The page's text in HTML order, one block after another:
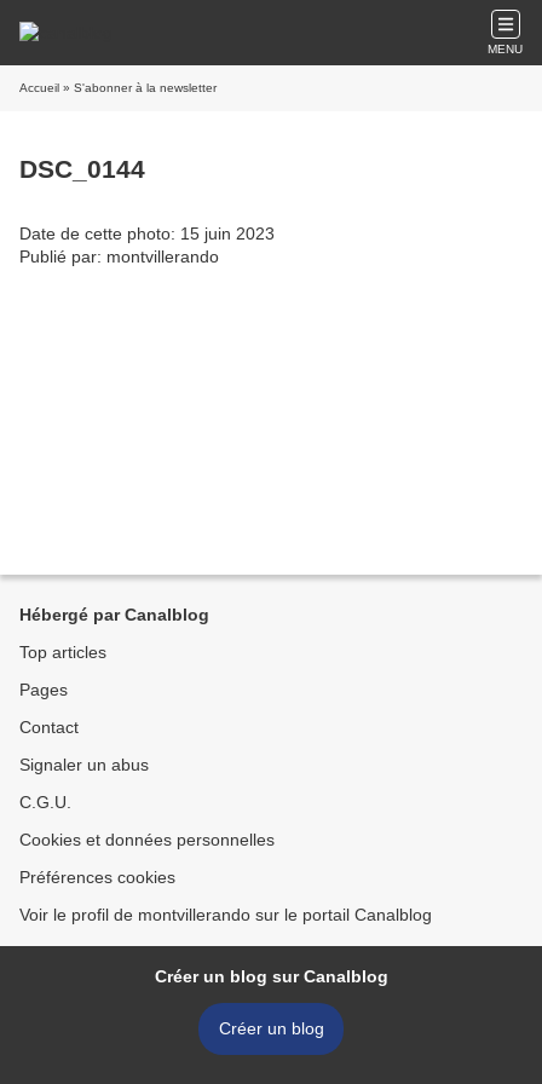
MENU
Accueil » S'abonner à la newsletter
DSC_0144
Date de cette photo: 15 juin 2023
Publié par: montvillerando
Hébergé par Canalblog
Top articles
Pages
Contact
Signaler un abus
C.G.U.
Cookies et données personnelles
Préférences cookies
Voir le profil de montvillerando sur le portail Canalblog
Créer un blog sur Canalblog
Créer un blog